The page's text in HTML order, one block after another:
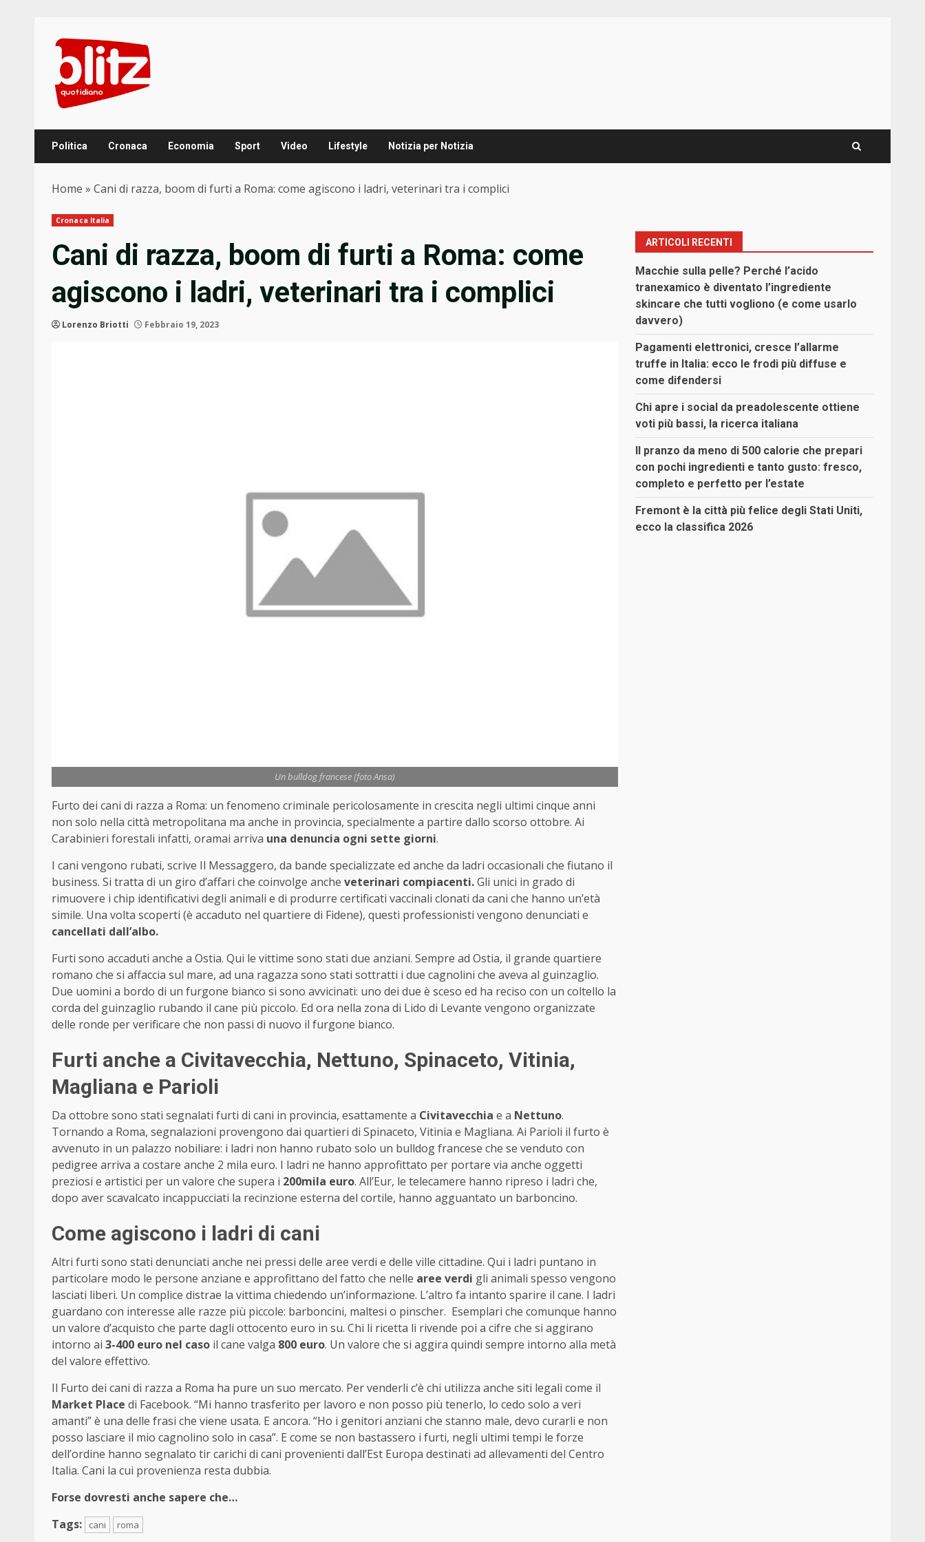
content
Politica Cronaca Economia Sport Video Lifestyle Notizia per Notizia
Home » Cani di razza, boom di furti a Roma: come agiscono i ladri, veterinari tra i complici
Cronaca Italia
Cani di razza, boom di furti a Roma: come
agiscono i ladri, veterinari tra i complici
Lorenzo Briotti Febbraio 19, 2023
Un bulldog francese (foto Ansa)
Furto dei cani di razza a Roma: un fenomeno criminale pericolosamente in crescita negli ultimi cinque anni
non solo nella città metropolitana ma anche in provincia, specialmente a partire dallo scorso ottobre. Ai
Carabinieri forestali infatti, oramai arriva una denuncia ogni sette giorni.
I cani vengono rubati, scrive Il Messaggero, da bande specializzate ed anche da ladri occasionali che fiutano il
business. Si tratta di un giro d’affari che coinvolge anche veterinari compiacenti.Gli unici in grado di
rimuovere i chip identificativi degli animali e di produrre certificati vaccinali clonati da cani che hanno un’età
simile. Una volta scoperti (è accaduto nel quartiere di Fidene), questi professionisti vengono denunciati e
cancellati dall’albo.
Furti sono accaduti anche a Ostia. Qui le vittime sono stati due anziani. Sempre ad Ostia, il grande quartiere
romano che si affaccia sul mare, ad una ragazza sono stati sottratti i due cagnolini che aveva al guinzaglio.
Due uomini a bordo di un furgone bianco si sono avvicinati: uno dei due è sceso ed ha reciso con un coltello la
corda del guinzaglio rubando il cane più piccolo. Ed ora nella zona di Lido di Levante vengono organizzate
delle ronde per verificare che non passi di nuovo il furgone bianco.
Furti anche a Civitavecchia, Nettuno, Spinaceto, Vitinia,
Magliana e Parioli
Da ottobre sono stati segnalati furti di cani in provincia, esattamente a Civitavecchia e a Nettuno.
Tornando a Roma, segnalazioni provengono dai quartieri di Spinaceto, Vitinia e Magliana. Ai Parioli il furto è
avvenuto in un palazzo nobiliare: i ladri non hanno rubato solo un bulldog francese che se venduto con
pedigree arriva a costare anche 2 mila euro. I ladri ne hanno approfittato per portare via anche oggetti
preziosi e artistici per un valore che supera i 200mila euro. All’Eur, le telecamere hanno ripreso i ladri che,
dopo aver scavalcato incappucciati la recinzione esterna del cortile, hanno agguantato un barboncino.
Come agiscono i ladri di cani
Altri furti sono stati denunciati anche nei pressi delle aree verdi e delle ville cittadine. Qui i ladri puntano in
particolare modo le persone anziane e approfittano del fatto che nelle aree verdi gli animali spesso vengono
lasciati liberi. Un complice distrae la vittima chiedendo un’informazione. L’altro fa intanto sparire il cane. I ladri
guardano con interesse alle razze più piccole: barboncini, maltesi o pinscher. Esemplari che comunque hanno
un valore d’acquisto che parte dagli ottocento euro in su. Chi li ricetta li rivende poi a cifre che si aggirano
intorno ai 3-400 euro nel caso il cane valga 800 euro. Un valore che si aggira quindi sempre intorno alla metà
del valore effettivo.
Il Furto dei cani di razza a Roma ha pure un suo mercato. Per venderli c’è chi utilizza anche siti legali come il
Market Place di Facebook. “Mi hanno trasferito per lavoro e non posso più tenerlo, lo cedo solo a veri
amanti” è una delle frasi che viene usata. E ancora. “Ho i genitori anziani che stanno male, devo curarli e non
posso lasciare il mio cagnolino solo in casa”. E come se non bastassero i furti, negli ultimi tempi le forze
dell’ordine hanno segnalato tir carichi di cani provenienti dall’Est Europa destinati ad allevamenti del Centro
Italia. Cani la cui provenienza resta dubbia.
Forse dovresti anche sapere che…
Tags:
cani roma
ARTICOLI RECENTI
Macchie sulla pelle? Perché l’acido
tranexamico è diventato l’ingrediente
skincare che tutti vogliono (e come usarlo
davvero)
Pagamenti elettronici, cresce l’allarme
truffe in Italia: ecco le frodi più diffuse e
come difendersi
Chi apre i social da preadolescente ottiene
voti più bassi, la ricerca italiana
Il pranzo da meno di 500 calorie che prepari
con pochi ingredienti e tanto gusto: fresco,
completo e perfetto per l’estate
Fremont è la città più felice degli Stati Uniti,
ecco la classifica 2026